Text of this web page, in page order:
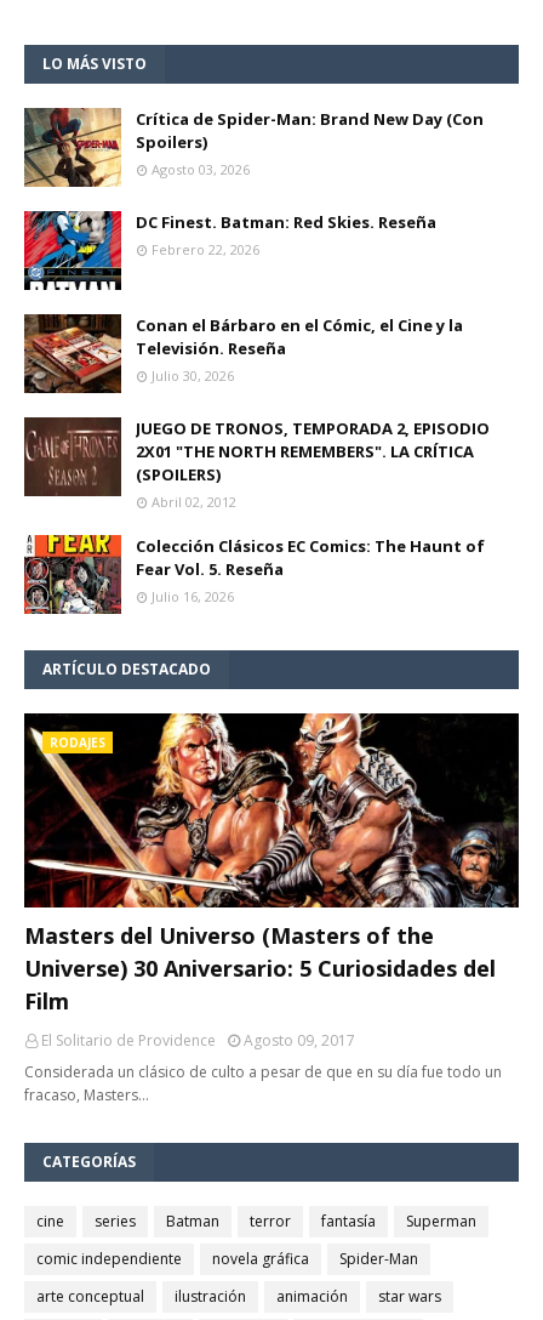
LO MÁS VISTO
Crítica de Spider-Man: Brand New Day (Con
Spoilers)
Agosto 03, 2026
DC Finest. Batman: Red Skies. Reseña
Febrero 22, 2026
Conan el Bárbaro en el Cómic, el Cine y la
Televisión. Reseña
Julio 30, 2026
JUEGO DE TRONOS, TEMPORADA 2, EPISODIO
2X01 "THE NORTH REMEMBERS". LA CRÍTICA
(SPOILERS)
Abril 02, 2012
Colección Clásicos EC Comics: The Haunt of
Fear Vol. 5. Reseña
Julio 16, 2026
ARTÍCULO DESTACADO
RODAJES
Masters del Universo (Masters of the
Universe) 30 Aniversario: 5 Curiosidades del
Film
El Solitario de Providence
Agosto 09, 2017
Considerada un clásico de culto a pesar de que en su día fue todo un
fracaso, Masters…
CATEGORÍAS
cine series Batman terror fantasía
Superman
comic independiente
novela gráfica
Spider-Man
arte conceptual
ilustración animación
star wars